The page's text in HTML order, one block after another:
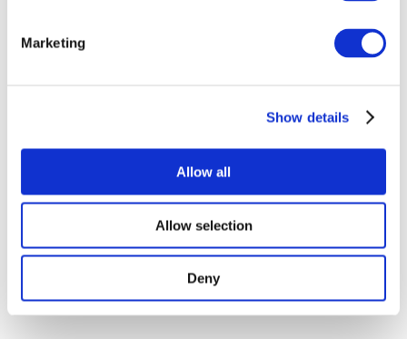
Marketing
Show details
Allow all
Allow selection
Deny
Наша спецпропозиція
Без піджанру